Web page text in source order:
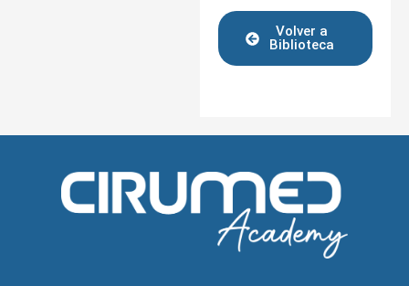
Volver a
Biblioteca